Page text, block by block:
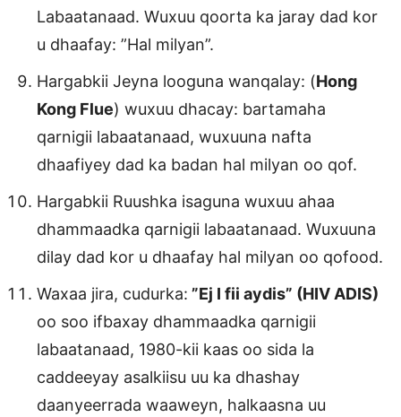
Labaatanaad. Wuxuu qoorta ka jaray dad kor
u dhaafay: ”Hal milyan”.
Hargabkii Jeyna looguna wanqalay: (Hong
Kong Flue) wuxuu dhacay: bartamaha
qarnigii labaatanaad, wuxuuna nafta
dhaafiyey dad ka badan hal milyan oo qof.
Hargabkii Ruushka isaguna wuxuu ahaa
dhammaadka qarnigii labaatanaad. Wuxuuna
dilay dad kor u dhaafay hal milyan oo qofood.
Waxaa jira, cudurka: ”Ej I fii aydis” (HIV ADIS)
oo soo ifbaxay dhammaadka qarnigii
labaatanaad, 1980-kii kaas oo sida la
caddeeyay asalkiisu uu ka dhashay
daanyeerrada waaweyn, halkaasna uu